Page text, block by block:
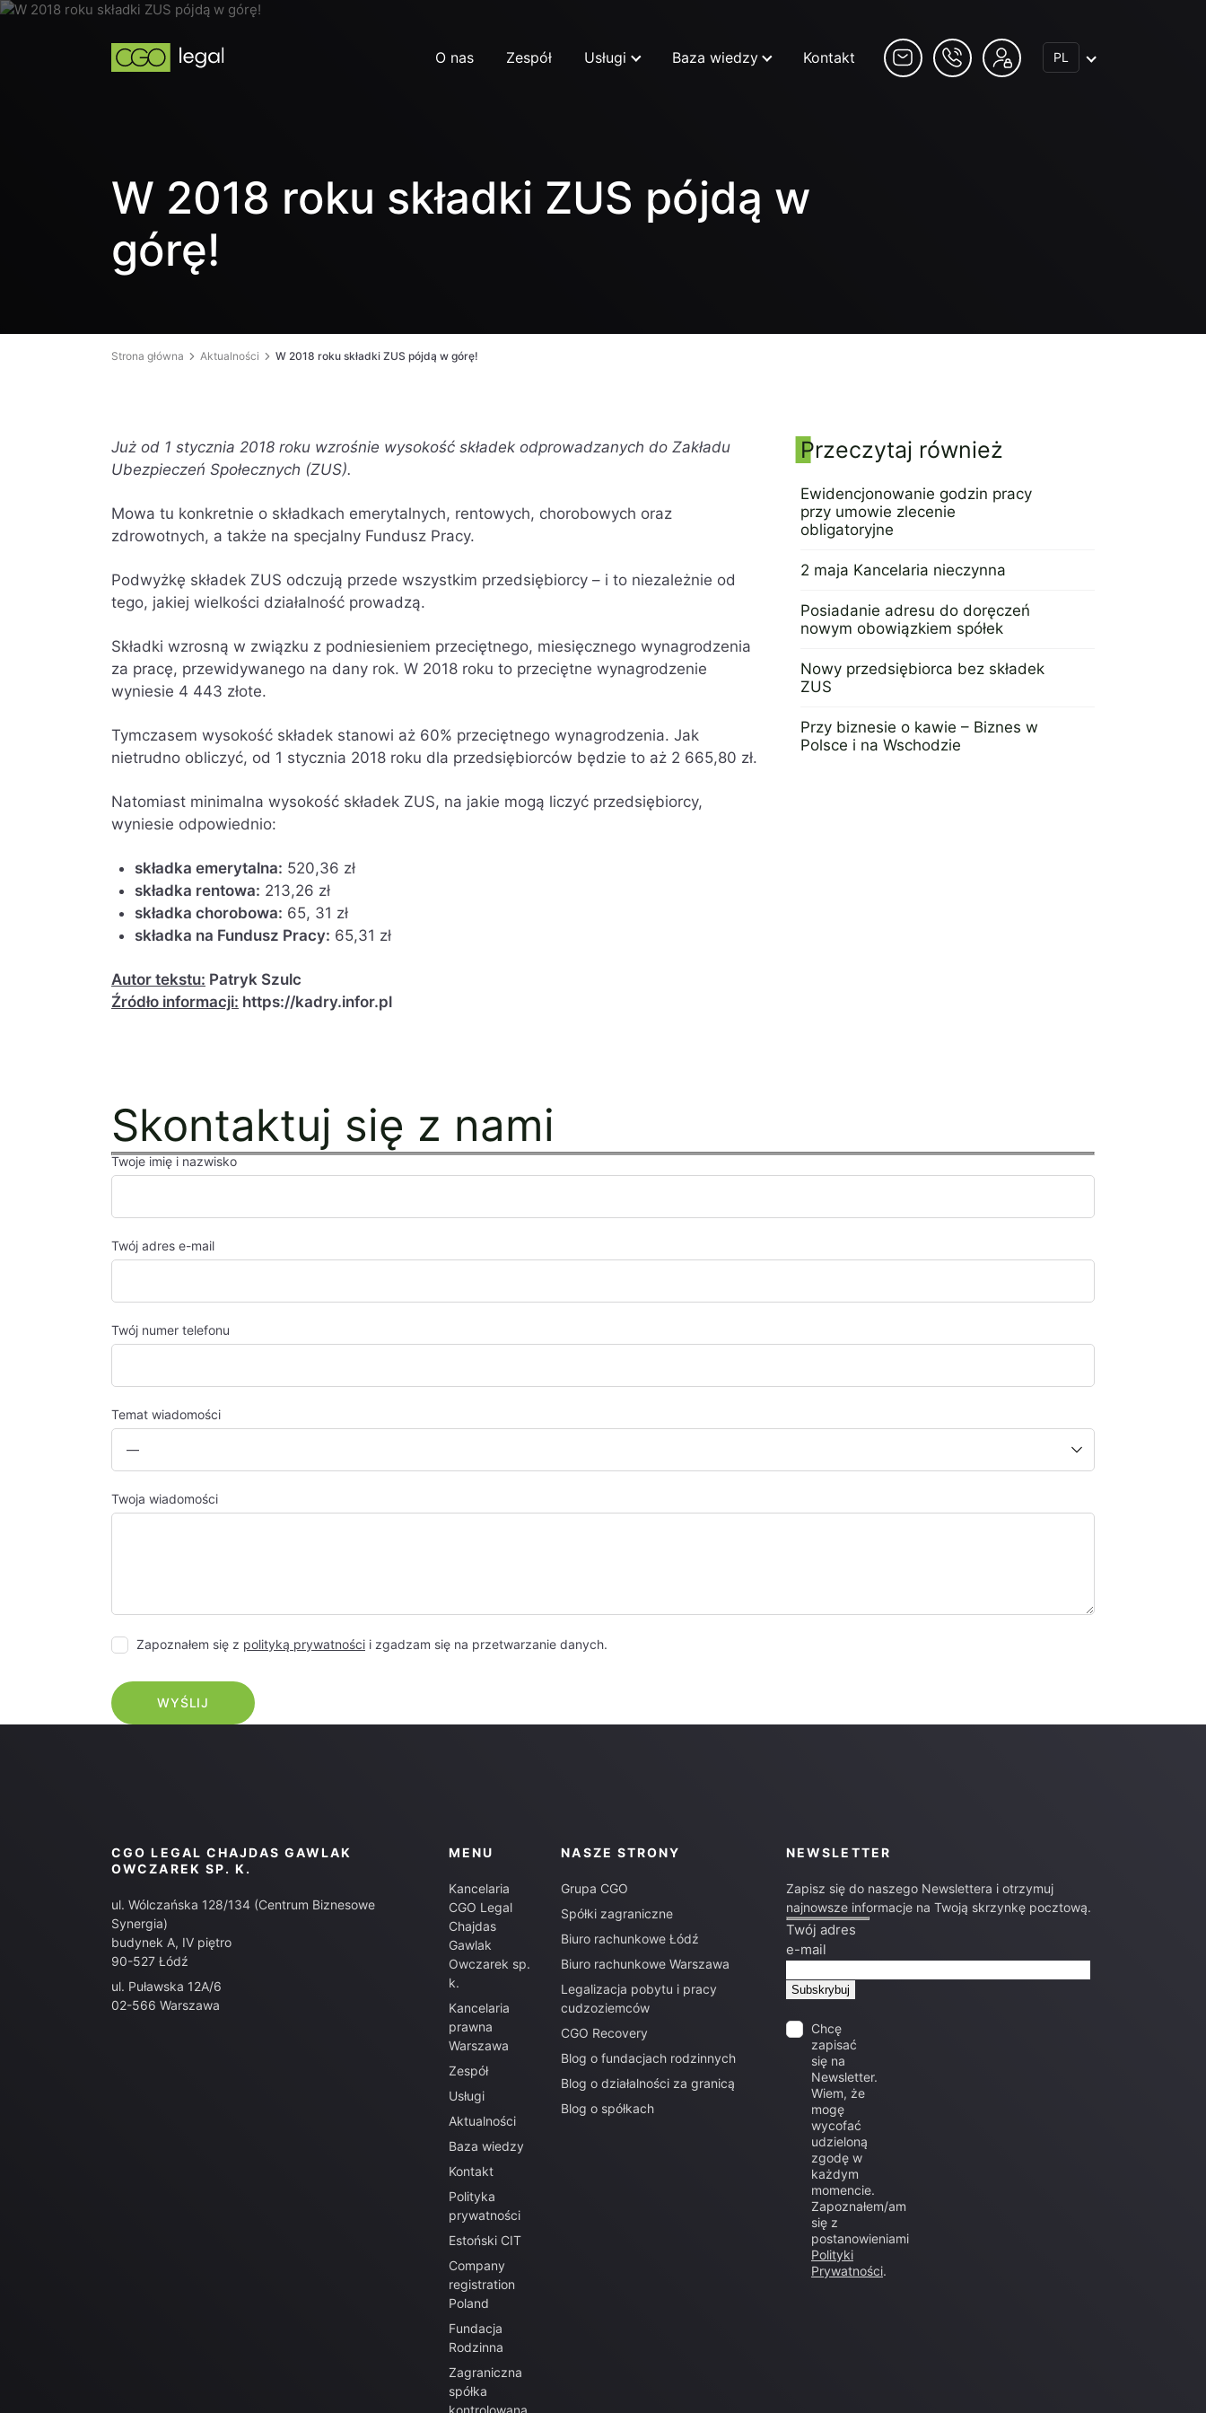
O nas Zespół Usługi Baza wiedzy Kontakt PL
W 2018 roku składki ZUS pójdą w
górę!
Strona główna Aktualności W 2018 roku składki ZUS pójdą w górę!
Już od 1 stycznia 2018 roku wzrośnie wysokość składek odprowadzanych do Zakładu
Ubezpieczeń Społecznych (ZUS).
Mowa tu konkretnie o składkach emerytalnych, rentowych, chorobowych oraz
zdrowotnych, a także na specjalny Fundusz Pracy.
Podwyżkę składek ZUS odczują przede wszystkim przedsiębiorcy – i to niezależnie od
tego, jakiej wielkości działalność prowadzą.
Składki wzrosną w związku z podniesieniem przeciętnego, miesięcznego wynagrodzenia
za pracę, przewidywanego na dany rok. W 2018 roku to przeciętne wynagrodzenie
wyniesie 4 443 złote.
Tymczasem wysokość składek stanowi aż 60% przeciętnego wynagrodzenia. Jak
nietrudno obliczyć, od 1 stycznia 2018 roku dla przedsiębiorców będzie to aż 2 665,80 zł.
Natomiast minimalna wysokość składek ZUS, na jakie mogą liczyć przedsiębiorcy,
wyniesie odpowiednio:
składka emerytalna: 520,36 zł
składka rentowa: 213,26 zł
składka chorobowa: 65, 31 zł
składka na Fundusz Pracy: 65,31 zł
Autor tekstu: Patryk Szulc
Źródło informacji: https://kadry.infor.pl
Panel boczny
Przeczytaj również
Ewidencjonowanie godzin pracy
przy umowie zlecenie
obligatoryjne
2 maja Kancelaria nieczynna
Posiadanie adresu do doręczeń
nowym obowiązkiem spółek
Nowy przedsiębiorca bez składek
ZUS
Przy biznesie o kawie – Biznes w
Polsce i na Wschodzie
Skontaktuj się z nami
Twoje imię i nazwisko
Twój adres e-mail
Twój numer telefonu
Temat wiadomości
Twoja wiadomości
Zapoznałem się z polityką prywatności i zgadzam się na przetwarzanie danych.
CGO LEGAL CHAJDAS GAWLAK
OWCZAREK SP. K.
ul. Wólczańska 128/134 (Centrum Biznesowe
Synergia)
budynek A, IV piętro
90-527 Łódź
ul. Puławska 12A/6
02-566 Warszawa
MENU
Kancelaria
CGO Legal
Chajdas
Gawlak
Owczarek sp.
k.
Kancelaria
prawna
Warszawa
Zespół
Usługi
Aktualności
Baza wiedzy
Kontakt
Polityka
prywatności
Estoński CIT
Company
registration
Poland
Fundacja
Rodzinna
Zagraniczna
spółka
kontrolowana
NASZE STRONY
Grupa CGO
Spółki zagraniczne
Biuro rachunkowe Łódź
Biuro rachunkowe Warszawa
Legalizacja pobytu i pracy
cudzoziemców
CGO Recovery
Blog o fundacjach rodzinnych
Blog o działalności za granicą
Blog o spółkach
NEWSLETTER
Zapisz się do naszego Newslettera i otrzymuj
najnowsze informacje na Twoją skrzynkę pocztową.
Twój adres
e-mail
Chcę
zapisać
się na
Newsletter.
Wiem, że
mogę
wycofać
udzieloną
zgodę w
każdym
momencie.
Zapoznałem/am
się z
postanowieniami
Polityki
Prywatności.